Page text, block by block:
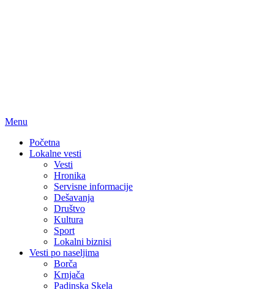
Menu
Početna
Lokalne vesti
Vesti
Hronika
Servisne informacije
Dešavanja
Društvo
Kultura
Sport
Lokalni biznisi
Vesti po naseljima
Borča
Krnjača
Padinska Skela